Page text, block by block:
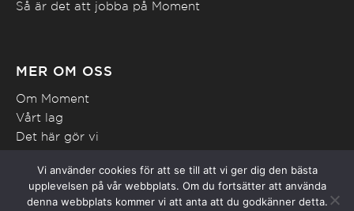
Så är det att jobba på Moment
MER OM OSS
Om Moment
Vårt lag
Det här gör vi
In English
Vi använder cookies för att se till att vi ger dig den bästa
upplevelsen på vår webbplats. Om du fortsätter att använda
denna webbplats kommer vi att anta att du godkänner detta.